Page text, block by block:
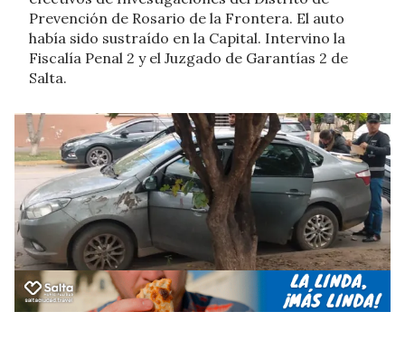
Prevención de Rosario de la Frontera. El auto
había sido sustraído en la Capital. Intervino la
Fiscalía Penal 2 y el Juzgado de Garantías 2 de
Salta.